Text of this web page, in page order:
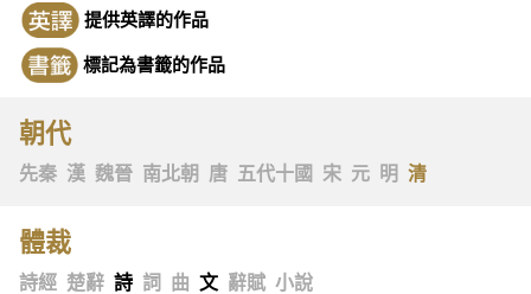
提供英譯的作品
標記為書籤的作品
朝代
先秦 漢 魏晉 南北朝 唐 五代十國 宋 元 明 清
體裁
詩經 楚辭 詩 詞 曲 文 辭賦 小說